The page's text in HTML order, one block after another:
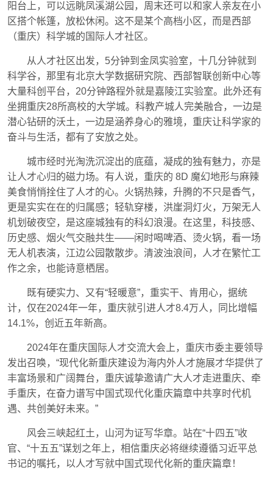
阳台上，可以远眺凤溪湖公园，周末还可以和家人亲友在小
区搭个帐篷，放松休闲。这不是某个高档小区，而是西部
（重庆）科学城的国际人才社区。
从人才社区出发，5分钟到金凤实验室，十几分钟就到
科学谷，那里有北京大学数据研究院、西部智联创新中心等
大量科创平台，20分钟路程外就是嘉陵江实验室。此外还有
坐拥重庆28所高校的大学城。科教产城人完美融合，一边是
潜心钻研的沃土，一边是涵养身心的雅境，重庆让科学家的
奋斗与生活，都有了安放之处。
城市经时光淘洗沉淀出的底蕴，凝成的独有魅力，亦是
让人才心归的磁力场。有人说，重庆的 8D 魔幻地形与麻辣
美食悄悄拴住了人才的心。火锅热辣，升腾的不只是香气，
更是实实在在的归属感；轻轨穿楼，洪崖洞灯火，万架无人
机划破夜空，是这座城独有的科幻浪漫。在这里，科技感、
历史感、烟火气交融共生——闲时喝啤酒、烫火锅，看一场
无人机表演，江边公园散散步。清波浊浪间，人才在繁忙工
作之余，也能诗意栖居。
既有硬实力、又有“轻暖意”，重实干、肯用心，据统
计，仅在2024年一年，重庆就引进人才8.4万人，同比增幅
14.1%，创近五年新高。
2024年在重庆国际人才交流大会上，重庆市委主要领导
发出召唤，“现代化新重庆建设为海内外人才施展才华提供了
丰富场景和广阔舞台，重庆诚挚邀请广大人才走进重庆、牵
手重庆，在奋力谱写中国式现代化重庆篇章中共享时代机
遇、共创美好未来。”
风会三峡起红土，山河为证写华章。站在“十四五”收
官、“十五五”谋划之年上，相信重庆必将继续遵循习近平总
书记的嘱托，以人才写就中国式现代化新的重庆篇章！